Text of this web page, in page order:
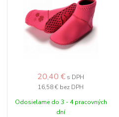
20,40 € s DPH
16,58 € bez DPH
Odosielame do 3 - 4 pracovných
dní